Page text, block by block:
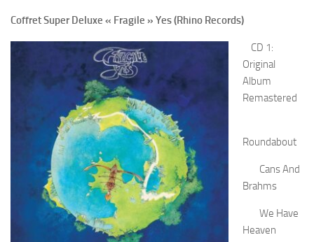
Coffret Super Deluxe « Fragile » Yes (Rhino Records)
CD 1:
Original
Album
Remastered
Roundabout
Cans And
Brahms
We Have
Heaven